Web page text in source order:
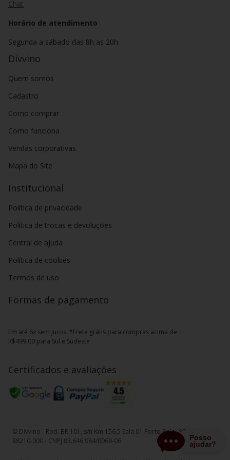
Chat
Horário de atendimento
Segunda a sábado das 8h as 20h.
Divvino
Quem somos
Cadastro
Como comprar
Como funciona
Vendas corporativas
Mapa do Site
Institucional
Política de privacidade
Política de trocas e devoluções
Central de ajuda
Política de cookies
Termos de uso
Formas de pagamento
Em até 6x sem juros. *Frete grátis para compras acima de
R$499,00 para Sul e Sudeste
Certificados e avaliações
© Divvino - Rod. BR 101, s/n Km 156,5 Sala 01 Porto Belo, SC - CEP
88210-000 - CNPJ 83.646.984/0069-06.